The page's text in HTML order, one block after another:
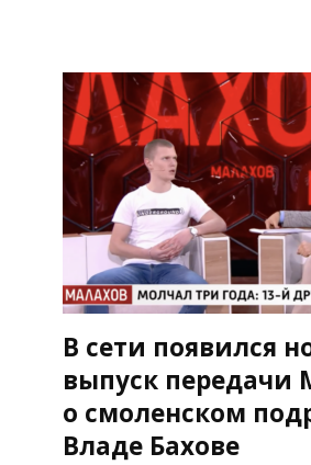
В сети появился
выпуск передачи
о смоленском
Владе Бахове